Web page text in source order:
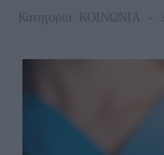
Κατηγορία: ΚΟΙΝΩΝΙΑ